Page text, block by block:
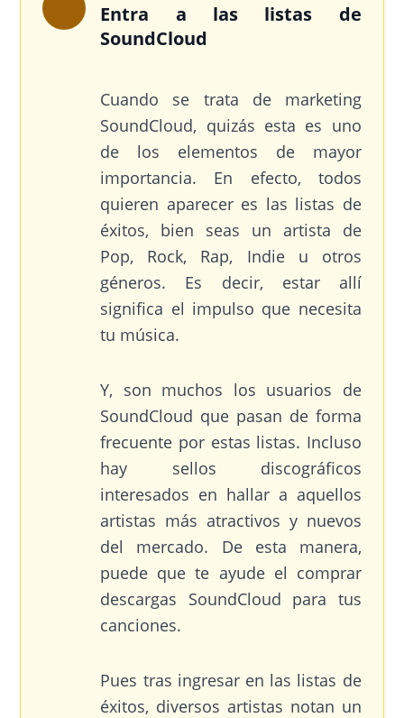
Entra a las listas de
SoundCloud
Cuando se trata de marketing
SoundCloud, quizás esta es uno
de los elementos de mayor
importancia. En efecto, todos
quieren aparecer es las listas de
éxitos, bien seas un artista de
Pop, Rock, Rap, Indie u otros
géneros. Es decir, estar allí
significa el impulso que necesita
tu música.
Y, son muchos los usuarios de
SoundCloud que pasan de forma
frecuente por estas listas. Incluso
hay sellos discográficos
interesados en hallar a aquellos
artistas más atractivos y nuevos
del mercado. De esta manera,
puede que te ayude el comprar
descargas SoundCloud para tus
canciones.
Pues tras ingresar en las listas de
éxitos, diversos artistas notan un